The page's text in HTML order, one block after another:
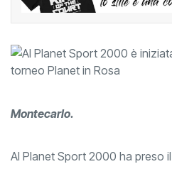
Montecarlo.
Al Planet Sport 2000 ha preso